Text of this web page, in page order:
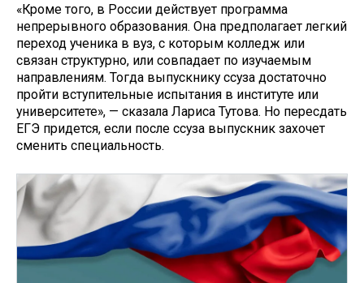
«Кроме того, в России действует программа
непрерывного образования. Она предполагает легкий
переход ученика в вуз, с которым колледж или
связан структурно, или совпадает по изучаемым
направлениям. Тогда выпускнику ссуза достаточно
пройти вступительные испытания в институте или
университете», — сказала Лариса Тутова. Но пересдать
ЕГЭ придется, если после ссуза выпускник захочет
сменить специальность.